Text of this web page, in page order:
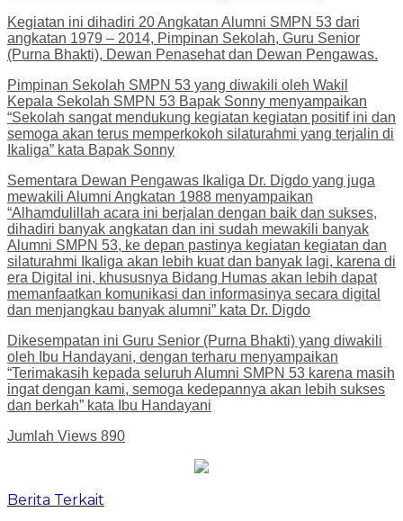
Kegiatan ini dihadiri 20 Angkatan Alumni SMPN 53 dari
angkatan 1979 – 2014, Pimpinan Sekolah, Guru Senior
(Purna Bhakti), Dewan Penasehat dan Dewan Pengawas.
Pimpinan Sekolah SMPN 53 yang diwakili oleh Wakil
Kepala Sekolah SMPN 53 Bapak Sonny menyampaikan
“Sekolah sangat mendukung kegiatan kegiatan positif ini dan
semoga akan terus memperkokoh silaturahmi yang terjalin di
Ikaliga” kata Bapak Sonny
Sementara Dewan Pengawas Ikaliga Dr. Digdo yang juga
mewakili Alumni Angkatan 1988 menyampaikan
“Alhamdulillah acara ini berjalan dengan baik dan sukses,
dihadiri banyak angkatan dan ini sudah mewakili banyak
Alumni SMPN 53, ke depan pastinya kegiatan kegiatan dan
silaturahmi Ikaliga akan lebih kuat dan banyak lagi, karena di
era Digital ini, khususnya Bidang Humas akan lebih dapat
memanfaatkan komunikasi dan informasinya secara digital
dan menjangkau banyak alumni” kata Dr. Digdo
Dikesempatan ini Guru Senior (Purna Bhakti) yang diwakili
oleh Ibu Handayani, dengan terharu menyampaikan
“Terimakasih kepada seluruh Alumni SMPN 53 karena masih
ingat dengan kami, semoga kedepannya akan lebih sukses
dan berkah” kata Ibu Handayani
Jumlah Views 890
Berita Terkait